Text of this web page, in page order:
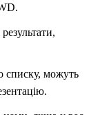
списку, можуть